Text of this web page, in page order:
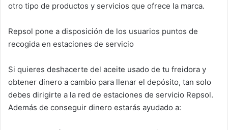
otro tipo de productos y servicios que ofrece la marca.
Repsol pone a disposición de los usuarios puntos de
recogida en estaciones de servicio
Si quieres deshacerte del aceite usado de tu freidora y
obtener dinero a cambio para llenar el depósito, tan solo
debes dirigirte a la red de estaciones de servicio Repsol.
Además de conseguir dinero estarás ayudado a: